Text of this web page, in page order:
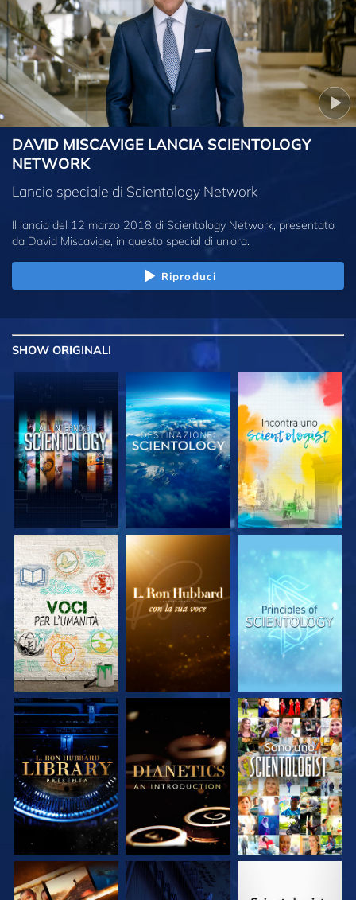
DAVID MISCAVIGE LANCIA SCIENTOLOGY
NETWORK
Lancio speciale di Scientology Network
Il lancio del 12 marzo 2018 di Scientology Network, presentato
da David Miscavige, in questo special di un’ora.
Riproduci
SHOW ORIGINALI
ESPLORA LE
SERIE
ESPLORA LE
SERIE
ESPLORA LE
SERIE
ESPLORA LE
SERIE
ESPLORA LE
SERIE
GUARDA